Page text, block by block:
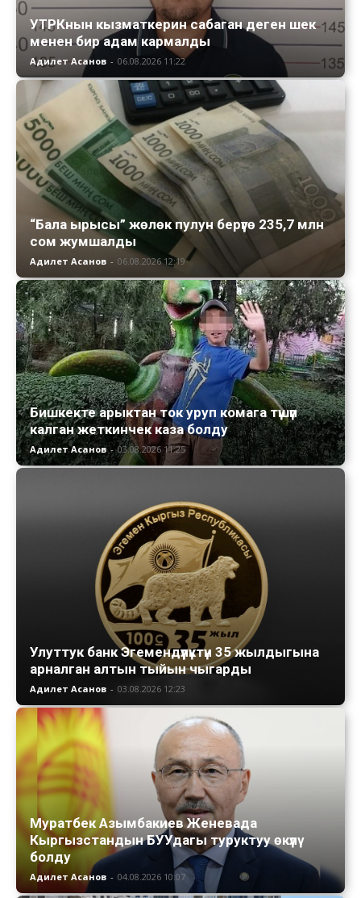
УТРКнын кызматкерин сабаган деген шек
менен бир адам кармалды
Адилет Асанов - 06.08.2026 11:22
“Бала ырысы” жөлөк пулун берүүгө 235,7 млн
сом жумшалды
Адилет Асанов - 06.08.2026 12:19
Бишкекте арыктан ток уруп комага түшүп
калган жеткинчек каза болду
Адилет Асанов - 03.08.2026 11:25
Улуттук банк Эгемендүүлүктүн 35 жылдыгына
арналган алтын тыйын чыгарды
Адилет Асанов - 03.08.2026 12:23
Муратбек Азымбакиев Женевада
Кыргызстандын БУУдагы туруктуу өкүлү
болду
Адилет Асанов - 04.08.2026 10:07